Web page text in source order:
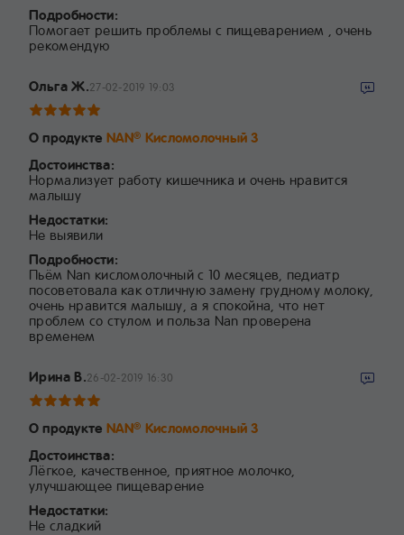
Подробности:
Помогает решить проблемы с пищеварением , очень
рекомендую
Ольга Ж.27-02-2019 19:03
О продукте NAN® Кисломолочный 3
Достоинства:
Нормализует работу кишечника и очень нравится
малышу
Недостатки:
Не выявили
Подробности:
Пьём Nan кисломолочный с 10 месяцев, педиатр
посоветовала как отличную замену грудному молоку,
очень нравится малышу, а я спокойна, что нет
проблем со стулом и польза Nan проверена
временем
Ирина В.26-02-2019 16:30
О продукте NAN® Кисломолочный 3
Достоинства:
Лёгкое, качественное, приятное молочко,
улучшающее пищеварение
Недостатки:
Не сладкий